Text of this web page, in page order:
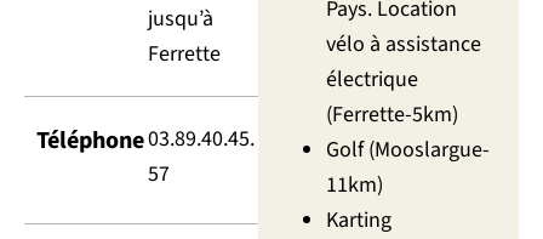
jusqu’à
Ferrette
Téléphone03.89.40.45.
57
Pays. Location
vélo à assistance
électrique
(Ferrette-5km)
Golf (Mooslargue-
11km)
Karting